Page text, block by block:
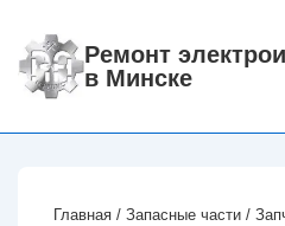
Перейти Ремонт
в Минске
Главная / Запасные части /